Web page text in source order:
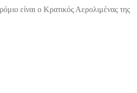
είναι ο Κρατικός Αερολιμένας της